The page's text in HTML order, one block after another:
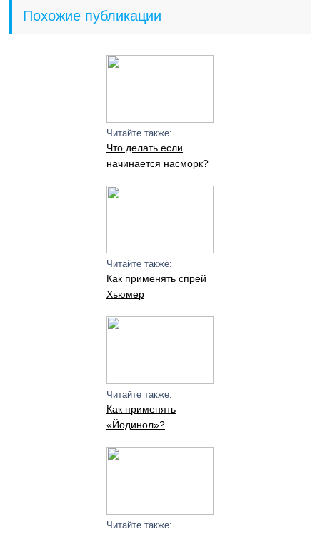
Похожие публикации
Читайте также:
Что делать если
начинается насморк?
Читайте также:
Как применять спрей
Хьюмер
Читайте также:
Как применять
«Йодинол»?
Читайте также: